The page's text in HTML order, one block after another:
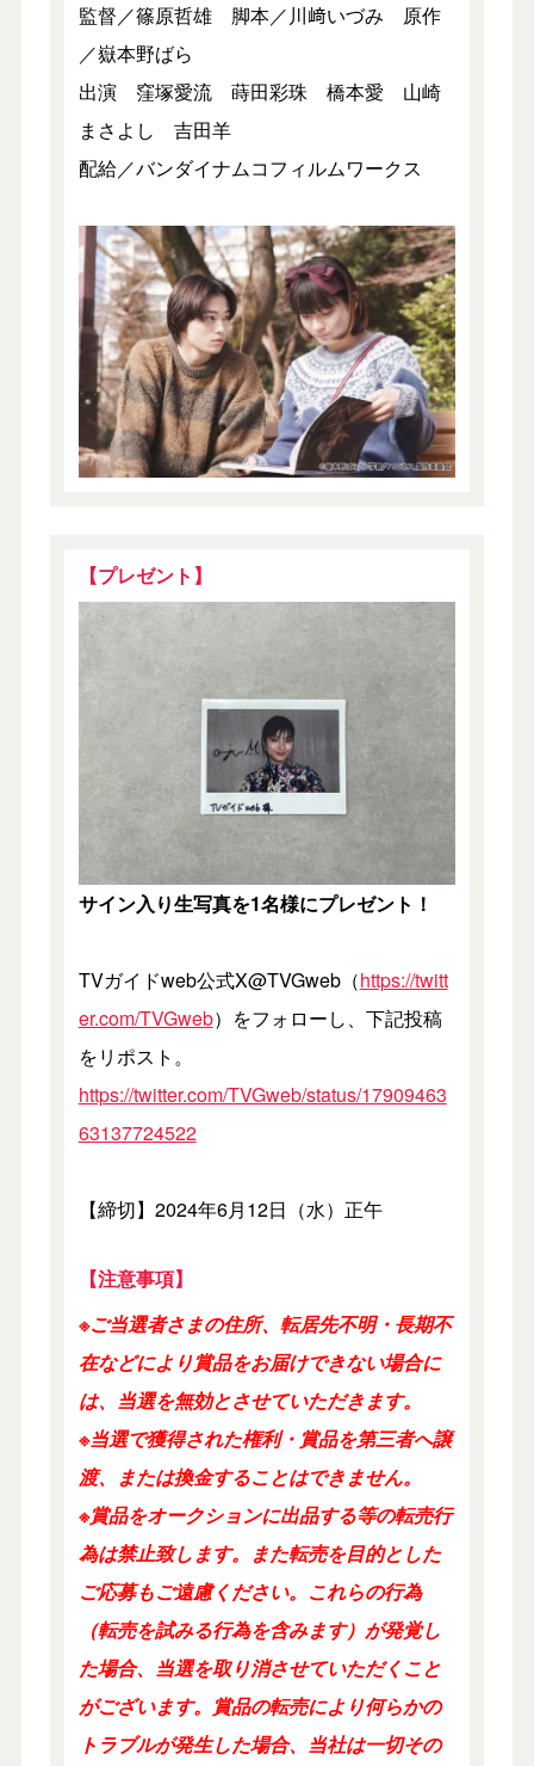
監督／篠原哲雄 脚本／川﨑いづみ 原作
／嶽本野ばら
出演 窪塚愛流 蒔田彩珠 橋本愛 山崎
まさよし 吉田羊
配給／バンダイナムコフィルムワークス
【プレゼント】
サイン入り生写真を1名様にプレゼント！
TVガイドweb公式X@TVGweb（https://twitt
er.com/TVGweb）をフォローし、下記投稿
をリポスト。
https://twitter.com/TVGweb/status/17909463
63137724522
【締切】2024年6月12日（水）正午
【注意事項】
※ご当選者さまの住所、転居先不明・長期不
在などにより賞品をお届けできない場合に
は、当選を無効とさせていただきます。
※当選で獲得された権利・賞品を第三者へ譲
渡、または換金することはできません。
※賞品をオークションに出品する等の転売行
為は禁止致します。また転売を目的とした
ご応募もご遠慮ください。これらの行為
（転売を試みる行為を含みます）が発覚し
た場合、当選を取り消させていただくこと
がございます。賞品の転売により何らかの
トラブルが発生した場合、当社は一切その